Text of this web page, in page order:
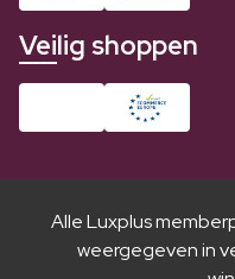
Veilig shoppen
Alle Luxplus
weergegeven in